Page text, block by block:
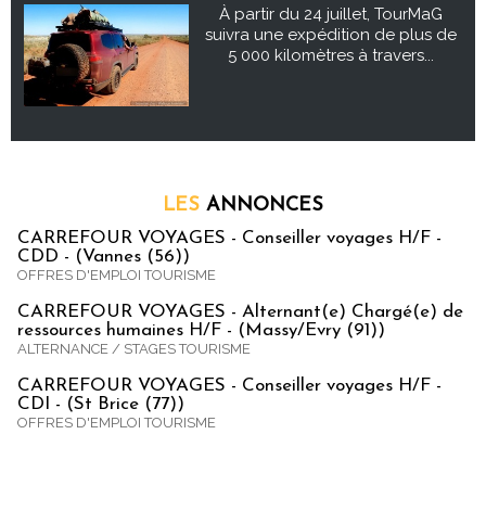
À partir du 24 juillet, TourMaG
suivra une expédition de plus de
5 000 kilomètres à travers...
LES ANNONCES
CARREFOUR VOYAGES - Conseiller voyages H/F -
CDD - (Vannes (56))
OFFRES D'EMPLOI TOURISME
CARREFOUR VOYAGES - Alternant(e) Chargé(e) de
ressources humaines H/F - (Massy/Evry (91))
ALTERNANCE / STAGES TOURISME
CARREFOUR VOYAGES - Conseiller voyages H/F -
CDI - (St Brice (77))
OFFRES D'EMPLOI TOURISME